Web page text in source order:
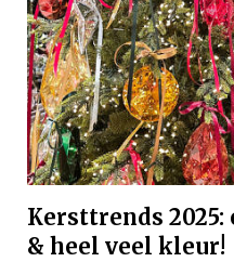
Kersttrends
& heel veel kleur!